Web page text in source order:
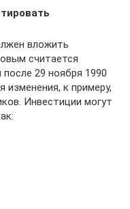
вложить
считается
29 ноября 1990
изменения, к примеру,
Инвестиции могут